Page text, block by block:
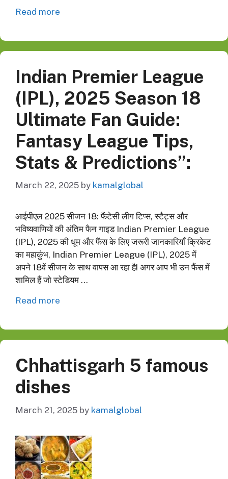
Read more
Indian Premier League
(IPL), 2025 Season 18
Ultimate Fan Guide:
Fantasy League Tips,
Stats & Predictions”:
March 22, 2025 by kamalglobal
आईपीएल 2025 सीजन 18: फैंटेसी लीग टिप्स, स्टैट्स और
भविष्यवाणियों की अंतिम फैन गाइड Indian Premier League
(IPL), 2025 की धूम और फैंस के लिए जरूरी जानकारियाँ क्रिकेट
का महाकुंभ, Indian Premier League (IPL), 2025 में
अपने 18वें सीजन के साथ वापस आ रहा है! अगर आप भी उन फैंस में
शामिल हैं जो स्टेडियम …
Read more
Chhattisgarh 5 famous
dishes
March 21, 2025 by kamalglobal